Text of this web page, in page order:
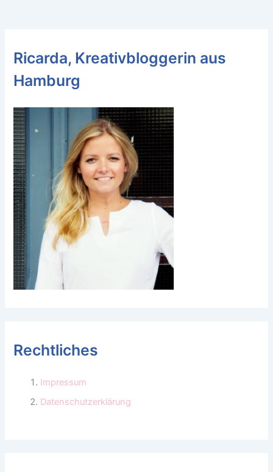
Ricarda, Kreativbloggerin aus
Hamburg
Rechtliches
Impressum
Datenschutzerklärung